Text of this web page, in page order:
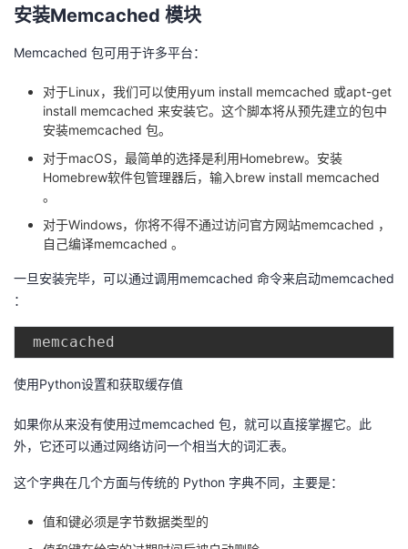
客
论
坛
的
圈
我
的
播
我
活的
注
开
发
者
学
堂
的
Programs
我
的
支
持
我
安装Memcached 模块
Memcached 包可用于许多平台：
对于Linux，我们可以使用yum install memcached 或apt-get
install memcached 来安装它。这个脚本将从预先建立的包中
安装memcached 包。
对于macOS，最简单的选择是利用Homebrew。安装
Homebrew软件包管理器后，输入brew install memcached
。
对于Windows，你将不得不通过访问官方网站memcached ，
自己编译memcached 。
一旦安装完毕，可以通过调用memcached 命令来启动memcached
：
使用Python设置和获取缓存值
如果你从来没有使用过memcached 包，就可以直接掌握它。此
外，它还可以通过网络访问一个相当大的词汇表。
这个字典在几个方面与传统的 Python 字典不同，主要是：
值和键必须是字节数据类型的